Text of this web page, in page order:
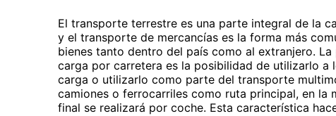
El transporte terrestre es una parte integral de la
y el transporte de mercancías es la forma más
bienes tanto dentro del país como al extranjero.
carga por carretera es la posibilidad de utilizarlo a
carga o utilizarlo como parte del transporte
camiones o ferrocarriles como ruta principal, en la
final se realizará por coche. Esta característica